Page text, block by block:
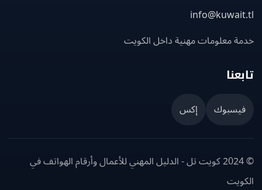
معلومات مهنية داخل الكويت
إكس
© 2024 كويت تل - الدليل المهني للأعمال وأرقام الهواتف في